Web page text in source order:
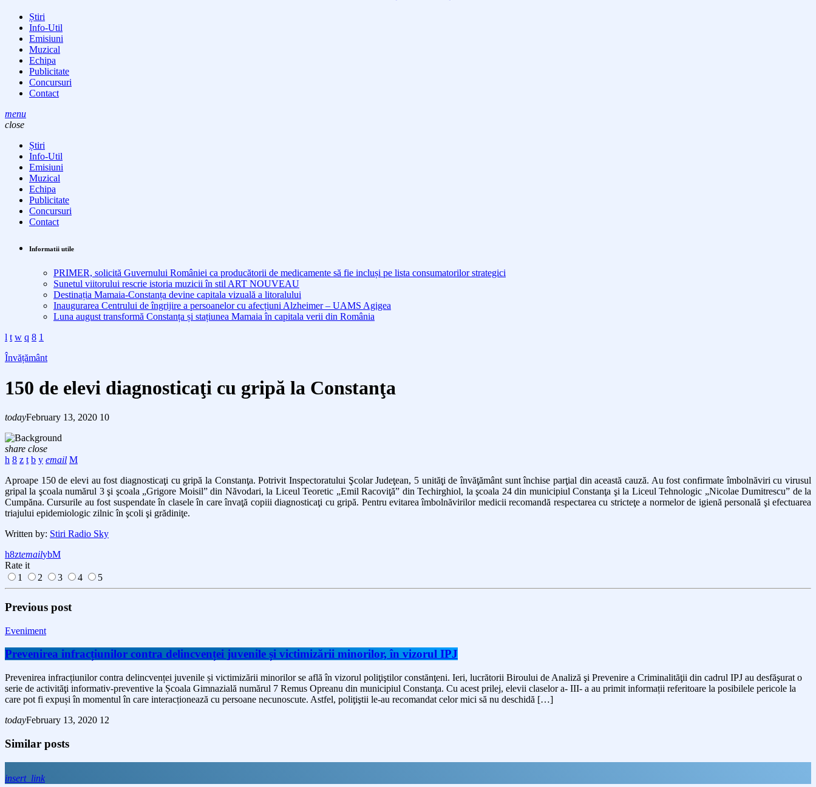
Știri
Info-Util
Emisiuni
Muzical
Echipa
Publicitate
Concursuri
Contact
menu
close
Știri
Info-Util
Emisiuni
Muzical
Echipa
Publicitate
Concursuri
Contact
Informatii utile
PRIMER, solicită Guvernului României ca producătorii de medicamente să fie incluși pe lista consumatorilor strategici
Sunetul viitorului rescrie istoria muzicii în stil ART NOUVEAU
Destinația Mamaia-Constanța devine capitala vizuală a litoralului
Inaugurarea Centrului de îngrijire a persoanelor cu afecțiuni Alzheimer – UAMS Agigea
Luna august transformă Constanța și stațiunea Mamaia în capitala verii din România
Învățământ
150 de elevi diagnosticaţi cu gripă la Constanţa
todayFebruary 13, 2020 10
share close
email
Aproape 150 de elevi au fost diagnosticaţi cu gripă la Constanţa. Potrivit Inspectoratului Şcolar Judeţean, 5 unităţi de învăţământ sunt închise parţial din această cauză. Au fost confirmate îmbolnăviri cu virusul
gripal la şcoala numărul 3 şi şcoala „Grigore Moisil” din Năvodari, la Liceul Teoretic „Emil Racoviţă” din Techirghiol, la şcoala 24 din municipiul Constanţa şi la Liceul Tehnologic „Nicolae Dumitrescu” de la
Cumpăna. Cursurile au fost suspendate în clasele în care învaţă copiii diagnosticaţi cu gripă. Pentru evitarea îmbolnăvirilor medicii recomandă respectarea cu stricteţe a normelor de igienă personală şi efectuarea
triajului epidemiologic zilnic în şcoli şi grădiniţe.
Written by: Stiri Radio Sky
email
Rate it
1
2 3 4 5
Previous post
Eveniment
Prevenirea infracțiunilor contra delincvenței juvenile și victimizării minorilor, în vizorul IPJ
Prevenirea infracțiunilor contra delincvenței juvenile și victimizării minorilor se află în vizorul poliţiştilor constănţeni. Ieri, lucrătorii Biroului de Analiză şi Prevenire a Criminalităţii din cadrul IPJ au desfăşurat o
serie de activităţi informativ-preventive la Școala Gimnazială numărul 7 Remus Opreanu din municipiul Constanţa. Cu acest prilej, elevii claselor a- III- a au primit informații referitoare la posibilele pericole la
care pot fi expuși în momentul în care interacționează cu persoane necunoscute. Astfel, poliţiştii le-au recomandat celor mici să nu deschidă […]
todayFebruary 13, 2020 12
Similar posts
insert_link